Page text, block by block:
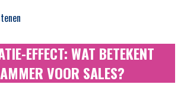
EFFECT: WAT BETEKENT
VOOR SALES?